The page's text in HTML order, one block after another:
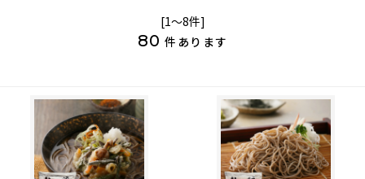
[1～8件]
80 件あります